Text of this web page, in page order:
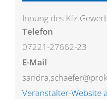
Innung des Kfz-
Telefon
07221-27662-23
E-Mail
Veranstalter-Website